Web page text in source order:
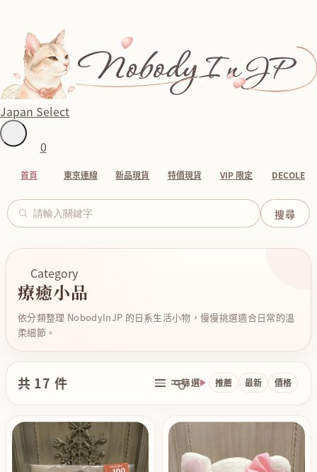
Japan Select
0
首頁 東京連線 新品現貨 特價現貨 VIP 限定 DECOLE
Category
療癒小品
依分類整理 NobodyInJP 的日系生活小物，慢慢挑選適合日常的溫
柔細節。
共 17 件 篩選 推薦 最新 價格